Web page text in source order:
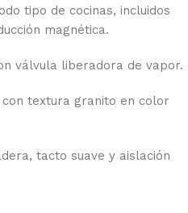
tipo de cocinas, incluidos
magnética.
válvula liberadora de vapor.
con textura granito en color
tacto suave y aislación